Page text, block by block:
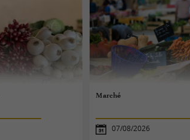
Marché
07/08/2026